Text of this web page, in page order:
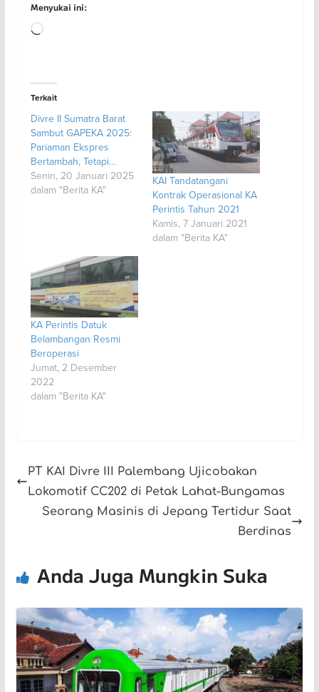
Menyukai ini:
Memuat...
Terkait
Divre II Sumatra Barat
Sambut GAPEKA 2025:
Pariaman Ekspres
Bertambah, Tetapi…
Senin, 20 Januari 2025
dalam "Berita KA"
KAI Tandatangani
Kontrak Operasional KA
Perintis Tahun 2021
Kamis, 7 Januari 2021
dalam "Berita KA"
KA Perintis Datuk
Belambangan Resmi
Beroperasi
Jumat, 2 Desember
2022
dalam "Berita KA"
PT KAI Divre III Palembang Ujicobakan
Lokomotif CC202 di Petak Lahat-Bungamas
Seorang Masinis di Jepang Tertidur Saat
Berdinas
Anda Juga Mungkin Suka